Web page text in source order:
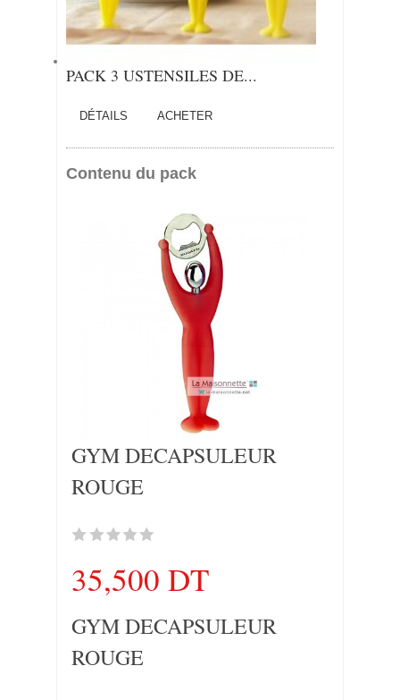
PACK 3 USTENSILES DE...
DÉTAILS ACHETER
Contenu du pack
GYM DECAPSULEUR
ROUGE
35,500 DT
GYM DECAPSULEUR
ROUGE